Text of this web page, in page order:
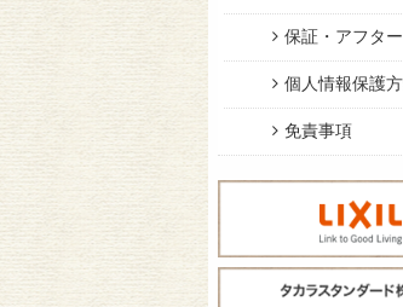
保証・アフター
個人情報保護
免責事項